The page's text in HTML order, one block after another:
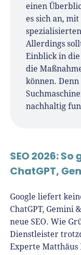
einen
es sich an,
Allerdings
Einblick in
die
können.
nachhaltig
SEO 2026:
ChatGPT,
Google liefert
ChatGPT, Gemini
neue SEO. Wie
Dienstleister
Experte Matthäus